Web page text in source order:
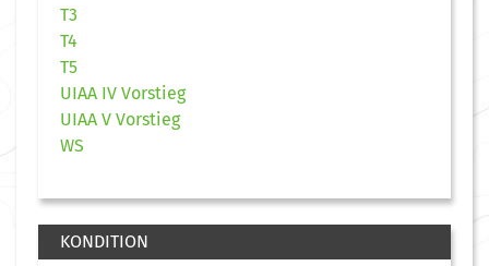
T3
T4
T5
UIAA IV Vorstieg
UIAA V Vorstieg
WS
KONDITION